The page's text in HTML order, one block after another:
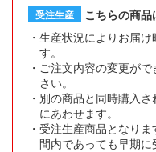
受注生産
こちらの商品
生産状況によりお届け
す。
ご注文内容の変更が
さい。
別の商品と同時購入
にあわせます。
受注生産商品となり
間内であっても早期